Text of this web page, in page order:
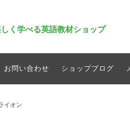
く学べる英語教材ショップ
トレージ(チョコスト)
に関する大切なお知らせ
(2025.1)
お問い合わせ ショップブログ
イオン